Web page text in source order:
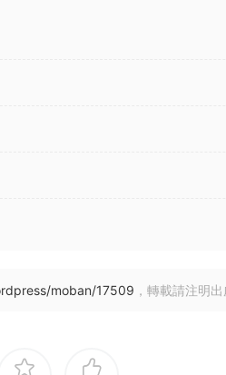
moban/17509 ，轉載請注明出